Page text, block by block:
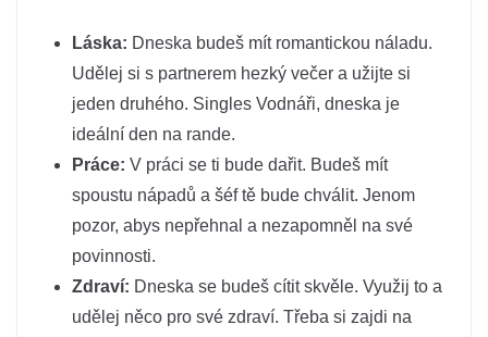
Láska: Dneska budeš mít romantickou náladu.
Udělej si s partnerem hezký večer a užijte si
jeden druhého. Singles Vodnáři, dneska je
ideální den na rande.
Práce: V práci se ti bude dařit. Budeš mít
spoustu nápadů a šéf tě bude chválit. Jenom
pozor, abys nepřehnal a nezapomněl na své
povinnosti.
Zdraví: Dneska se budeš cítit skvěle. Využij to a
udělej něco pro své zdraví. Třeba si zajdi na